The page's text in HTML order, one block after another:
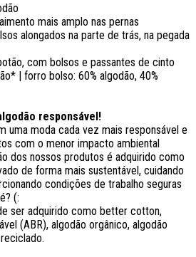
mais amplo nas pernas
alongados na parte de trás, na pegada
com bolsos e passantes de cinto
| forro bolso: 60% algodão, 40%
responsável!
uma moda cada vez mais responsável e
com o menor impacto ambiental
dos nossos produtos é adquirido como
de forma mais sustentável, cuidando
condições de trabalho seguras
(:
ser adquirido como better cotton,
(ABR), algodão orgânico, algodão